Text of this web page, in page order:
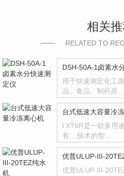
相关
RELATED TO
DSH-50A-1卤素水
用于快速测定化工
品、食品、制药原…
台式低速大容量冷
l XT6R是一款多用
有....技术的智…
优普ULUP-III-
优普ULUP-III-